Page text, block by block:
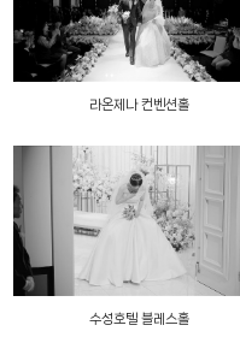
라온제나 컨벤션홀
수성호텔 블레스홀